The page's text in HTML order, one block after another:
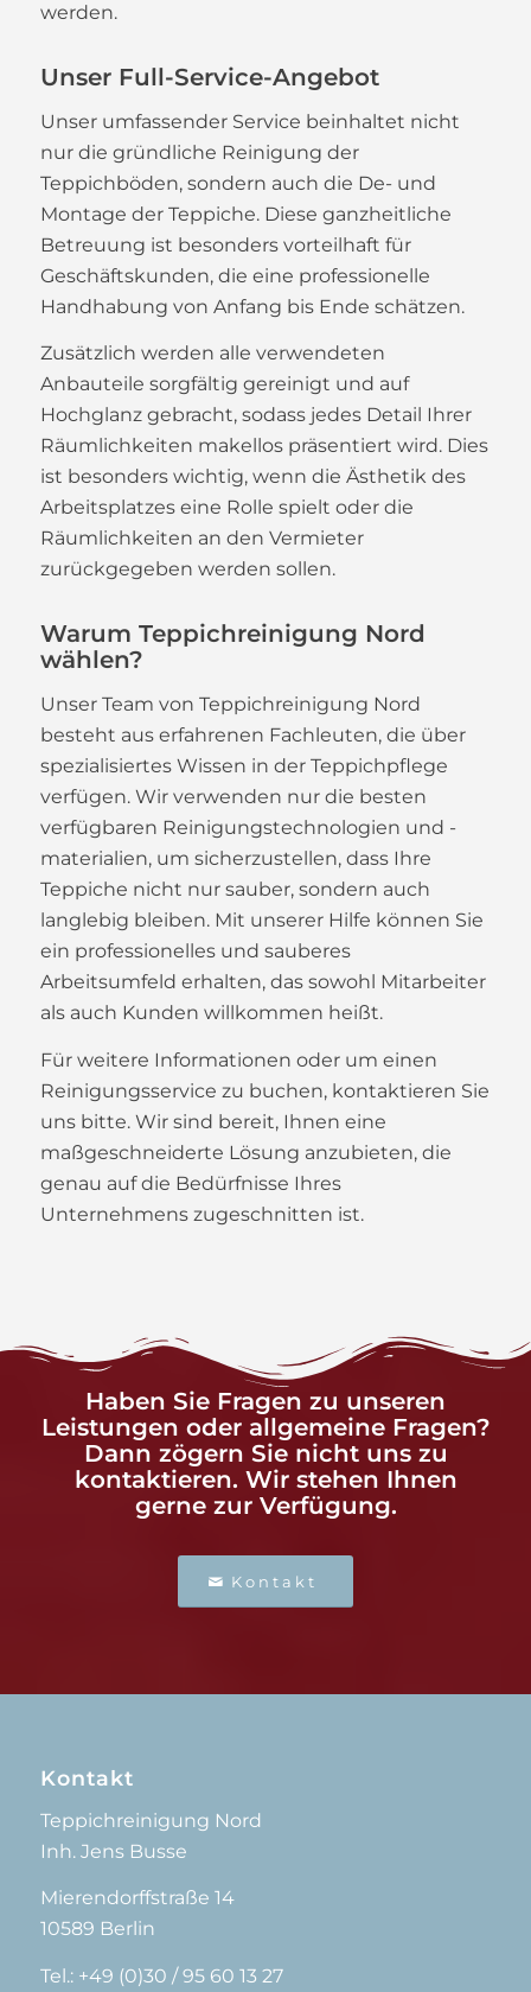
werden.
Unser Full-Service-Angebot
Unser umfassender Service beinhaltet nicht
nur die gründliche Reinigung der
Teppichböden, sondern auch die De- und
Montage der Teppiche. Diese ganzheitliche
Betreuung ist besonders vorteilhaft für
Geschäftskunden, die eine professionelle
Handhabung von Anfang bis Ende schätzen.
Zusätzlich werden alle verwendeten
Anbauteile sorgfältig gereinigt und auf
Hochglanz gebracht, sodass jedes Detail Ihrer
Räumlichkeiten makellos präsentiert wird. Dies
ist besonders wichtig, wenn die Ästhetik des
Arbeitsplatzes eine Rolle spielt oder die
Räumlichkeiten an den Vermieter
zurückgegeben werden sollen.
Warum Teppichreinigung Nord
wählen?
Unser Team von Teppichreinigung Nord
besteht aus erfahrenen Fachleuten, die über
spezialisiertes Wissen in der Teppichpflege
verfügen. Wir verwenden nur die besten
verfügbaren Reinigungstechnologien und -
materialien, um sicherzustellen, dass Ihre
Teppiche nicht nur sauber, sondern auch
langlebig bleiben. Mit unserer Hilfe können Sie
ein professionelles und sauberes
Arbeitsumfeld erhalten, das sowohl Mitarbeiter
als auch Kunden willkommen heißt.
Für weitere Informationen oder um einen
Reinigungsservice zu buchen, kontaktieren Sie
uns bitte. Wir sind bereit, Ihnen eine
maßgeschneiderte Lösung anzubieten, die
genau auf die Bedürfnisse Ihres
Unternehmens zugeschnitten ist.
Haben Sie Fragen zu unseren
Leistungen oder allgemeine Fragen?
Dann zögern Sie nicht uns zu
kontaktieren. Wir stehen Ihnen
gerne zur Verfügung.
Kontakt
Kontakt
Teppichreinigung Nord
Inh. Jens Busse
Mierendorffstraße 14
10589 Berlin
Tel.: +49 (0)30 / 95 60 13 27